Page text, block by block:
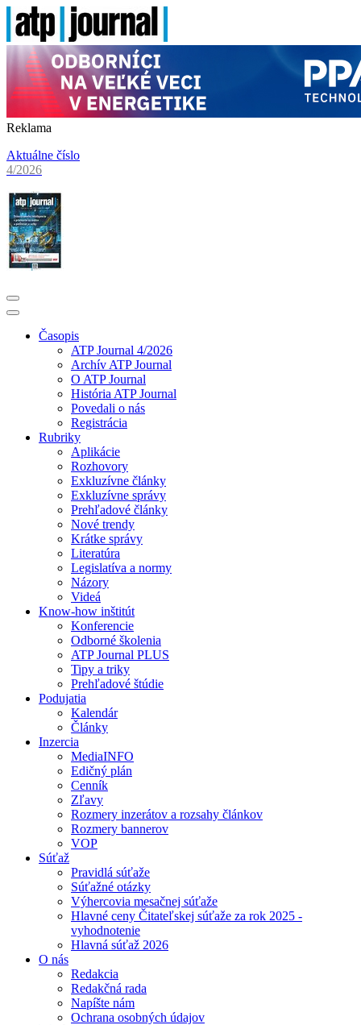
Reklama
Aktuálne číslo
4/2026
Časopis
ATP Journal 4/2026
Archív ATP Journal
O ATP Journal
História ATP Journal
Povedali o nás
Registrácia
Rubriky
Aplikácie
Rozhovory
Exkluzívne články
Exkluzívne správy
Prehľadové články
Nové trendy
Krátke správy
Literatúra
Legislatíva a normy
Názory
Videá
Know-how inštitút
Konferencie
Odborné školenia
ATP Journal PLUS
Tipy a triky
Prehľadové štúdie
Podujatia
Kalendár
Články
Inzercia
MediaINFO
Edičný plán
Cenník
Zľavy
Rozmery inzerátov a rozsahy článkov
Rozmery bannerov
VOP
Súťaž
Pravidlá súťaže
Súťažné otázky
Výhercovia mesačnej súťaže
Hlavné ceny Čitateľskej súťaže za rok 2025 -
vyhodnotenie
Hlavná súťaž 2026
O nás
Redakcia
Redakčná rada
Napíšte nám
Ochrana osobných údajov